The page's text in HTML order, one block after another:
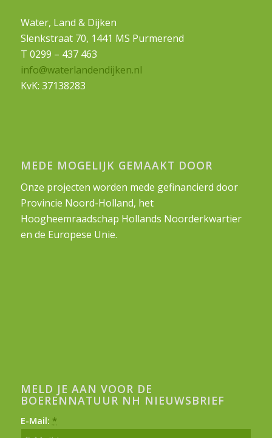
Water, Land & Dijken
Slenkstraat 70, 1441 MS Purmerend
T 0299 – 437 463
info@waterlandendijken.nl
KvK: 37138283
MEDE MOGELIJK GEMAAKT DOOR
Onze projecten worden mede gefinancierd door
Provincie Noord-Holland, het
Hoogheemraadschap Hollands Noorderkwartier
en de Europese Unie.
MELD JE AAN VOOR DE
BOERENNATUUR NH NIEUWSBRIEF
E-Mail: *